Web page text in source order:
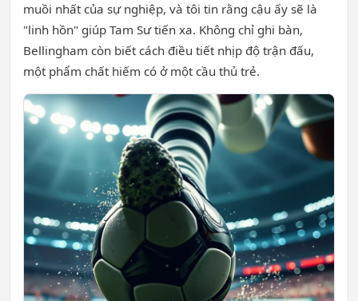
muồi nhất của sự nghiệp, và tôi tin rằng cậu ấy sẽ là
"linh hồn" giúp Tam Sư tiến xa. Không chỉ ghi bàn,
Bellingham còn biết cách điều tiết nhịp độ trận đấu,
một phẩm chất hiếm có ở một cầu thủ trẻ.